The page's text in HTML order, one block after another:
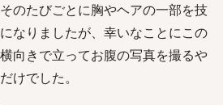
のたびごとに胸やヘアの一部を技
なりましたが、幸いなことにこの
向きで立ってお腹の写真を撮るや
けでした。